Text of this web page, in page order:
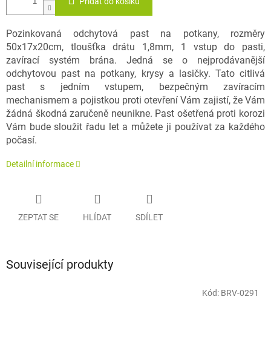
Pozinkovaná odchytová past na potkany, rozměry
50x17x20cm, tloušťka drátu 1,8mm, 1 vstup do pasti,
zavírací systém brána. Jedná se o nejprodávanější
odchytovou past na potkany, krysy a lasičky. Tato citlivá
past s jedním vstupem, bezpečným zavíracím
mechanismem a pojistkou proti otevření Vám zajistí, že Vám
žádná škodná zaručeně neunikne. Past ošetřená proti korozi
Vám bude sloužit řadu let a můžete ji používat za každého
počasí.
Detailní informace
ZEPTAT SE HLÍDAT SDÍLET
Související produkty
Kód: BRV-0291